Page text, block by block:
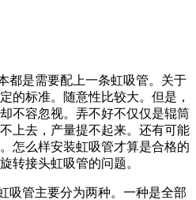
都是需要配上一条虹吸管。关于
的标准。随意性比较大。但是，
不容忽视。弄不好不仅仅是辊筒
上去，产量提不起来。还有可能
怎么样安装虹吸管才算是合格的
转接头虹吸管的问题。
吸管主要分为两种。一种是全部